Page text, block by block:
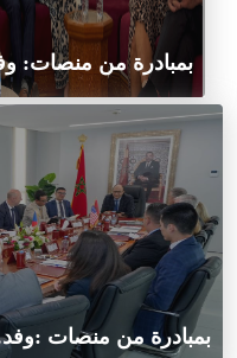
بمبادرة من منصات:
بمبادرة من منصات